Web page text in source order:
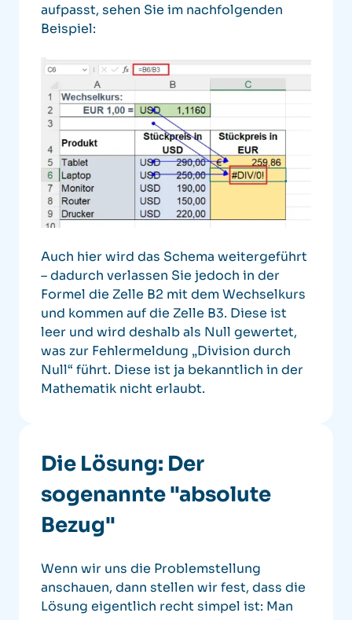
aufpasst, sehen Sie im nachfolgenden
Beispiel:
Auch hier wird das Schema weitergeführt
– dadurch verlassen Sie jedoch in der
Formel die Zelle B2 mit dem Wechselkurs
und kommen auf die Zelle B3. Diese ist
leer und wird deshalb als Null gewertet,
was zur Fehlermeldung „Division durch
Null“ führt. Diese ist ja bekanntlich in der
Mathematik nicht erlaubt.
Die Lösung: Der
sogenannte "absolute
Bezug"
Wenn wir uns die Problemstellung
anschauen, dann stellen wir fest, dass die
Lösung eigentlich recht simpel ist: Man